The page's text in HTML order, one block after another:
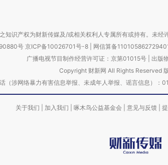
知识产权为财新传媒及/或相关权利人专属所有或持有。未经
号 京ICP备10026701号-8 网信算备
广播电视节目制作经营许可证：京第01015号| 出版
Copyright 财新网 All Rights Reserved
（涉网络暴力有害信息举报、未成年人举报、谣言信息
关于我们 加入我们 啄木鸟公益基金会 意见与反馈